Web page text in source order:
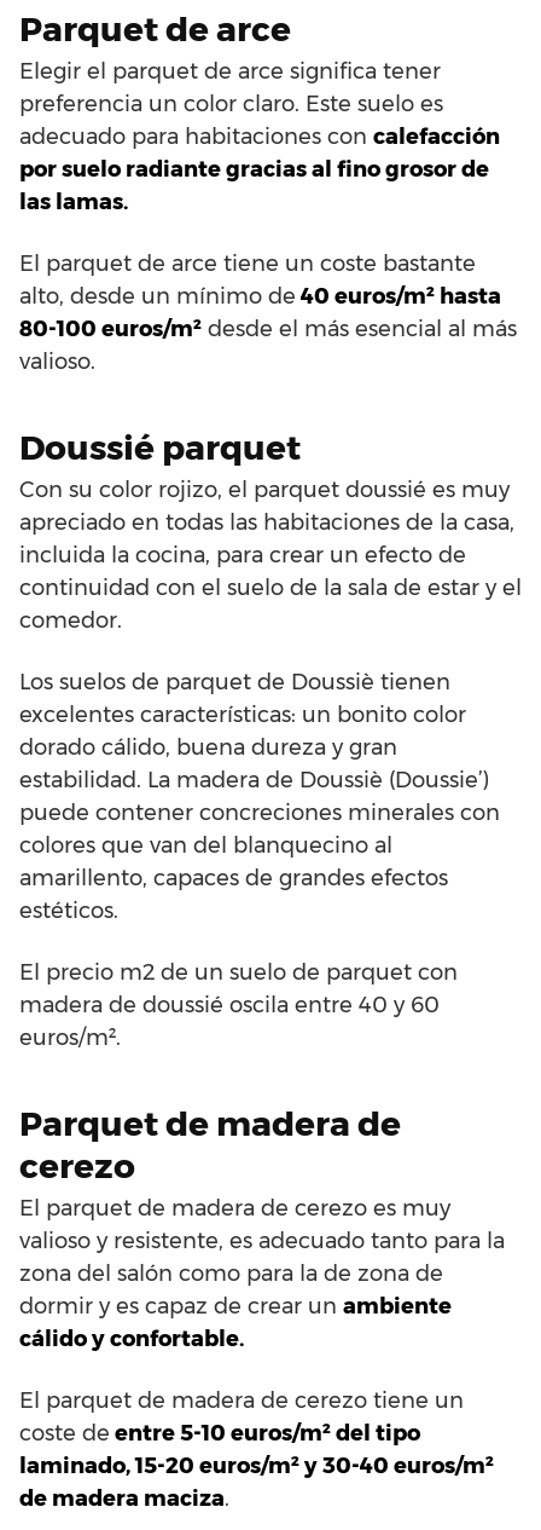
Parquet de arce
Elegir el parquet de arce significa tener
preferencia un color claro. Este suelo es
adecuado para habitaciones con calefacción
por suelo radiante gracias al fino grosor de
las lamas.
El parquet de arce tiene un coste bastante
alto, desde un mínimo de 40 euros/m² hasta
80-100 euros/m² desde el más esencial al más
valioso.
Doussié parquet
Con su color rojizo, el parquet doussié es muy
apreciado en todas las habitaciones de la casa,
incluida la cocina, para crear un efecto de
continuidad con el suelo de la sala de estar y el
comedor.
Los suelos de parquet de Doussiè tienen
excelentes características: un bonito color
dorado cálido, buena dureza y gran
estabilidad. La madera de Doussiè (Doussie’)
puede contener concreciones minerales con
colores que van del blanquecino al
amarillento, capaces de grandes efectos
estéticos.
El precio m2 de un suelo de parquet con
madera de doussié oscila entre 40 y 60
euros/m².
Parquet de madera de
cerezo
El parquet de madera de cerezo es muy
valioso y resistente, es adecuado tanto para la
zona del salón como para la de zona de
dormir y es capaz de crear un ambiente
cálido y confortable.
El parquet de madera de cerezo tiene un
coste de entre 5-10 euros/m² del tipo
laminado, 15-20 euros/m² y 30-40 euros/m²
de madera maciza.